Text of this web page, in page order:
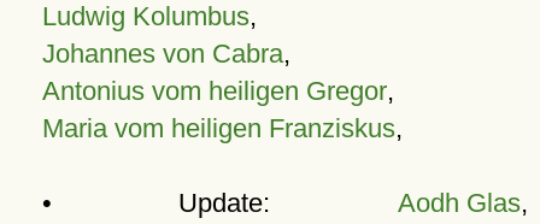
Ludwig Kolumbus,
Johannes von Cabra,
Antonius vom heiligen Gregor,
Maria vom heiligen Franziskus,
• Update: Aodh Glas,